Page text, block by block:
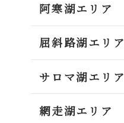
阿寒湖エリア
屈斜路湖エリア
サロマ湖エリア
網走湖エリア